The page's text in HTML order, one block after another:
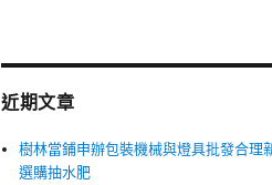
近期文章
樹林當鋪申辦包裝機械與燈具批發合理
選購抽水肥